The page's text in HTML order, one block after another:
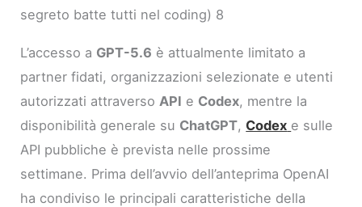
segreto batte tutti nel coding) 8
L’accesso a GPT-5.6 è attualmente limitato a
partner fidati, organizzazioni selezionate e utenti
autorizzati attraverso API e Codex, mentre la
disponibilità generale su ChatGPT,Codex e sulle
API pubbliche è prevista nelle prossime
settimane. Prima dell’avvio dell’anteprima OpenAI
ha condiviso le principali caratteristiche della